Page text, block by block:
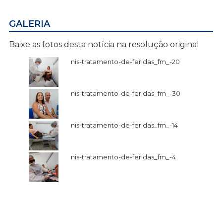
GALERIA
Baixe as fotos desta notícia na resolução original
nis-tratamento-de-feridas_fm_-20
nis-tratamento-de-feridas_fm_-30
nis-tratamento-de-feridas_fm_-14
nis-tratamento-de-feridas_fm_-4